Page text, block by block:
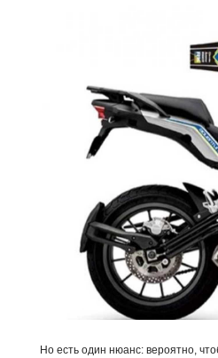
Но есть один нюанс: вероятно,